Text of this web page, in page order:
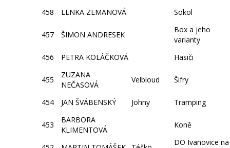
458
LENKA ZEMANOVÁ Sokol
457 ŠIMON ANDRESEK
Box a jeho
varianty
456
PETRA KOLÁČKOVÁ Hasiči
455
ZUZANA
NEČASOVÁ
Velbloud Šifry
454 JAN ŠVÁBENSKÝ Johny Tramping
453
BARBORA
KLIMENTOVÁ
Koně
DO Ivanovice na